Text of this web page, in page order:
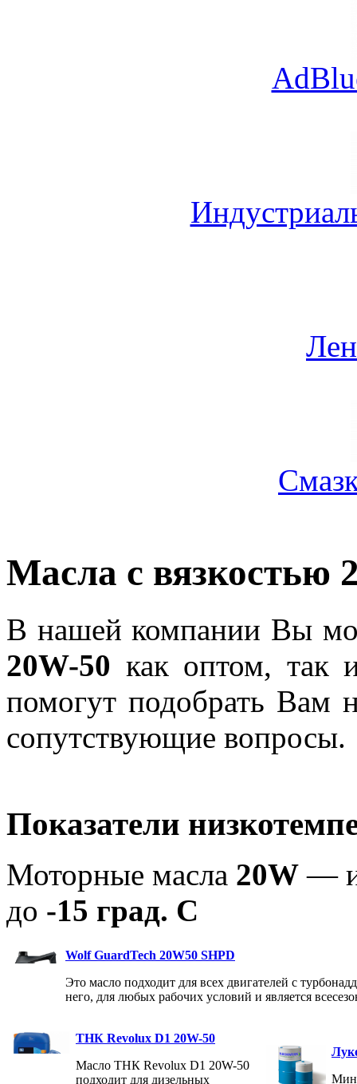
Масла с вязкостью
В нашей компании Вы
20W-50 как оптом, так
помогут подобрать Вам
сопутствующие
Показатели
Моторные масла 20W —
до -15 град. С
Wolf GuardTech 20W50 SHPD
Это масло подходит для всех двигателей с
него, для любых рабочих условий и является
ТНК Revolux D1 20W-50
Масло ТНК Revolux D1 20W-50
подходит для дизельных